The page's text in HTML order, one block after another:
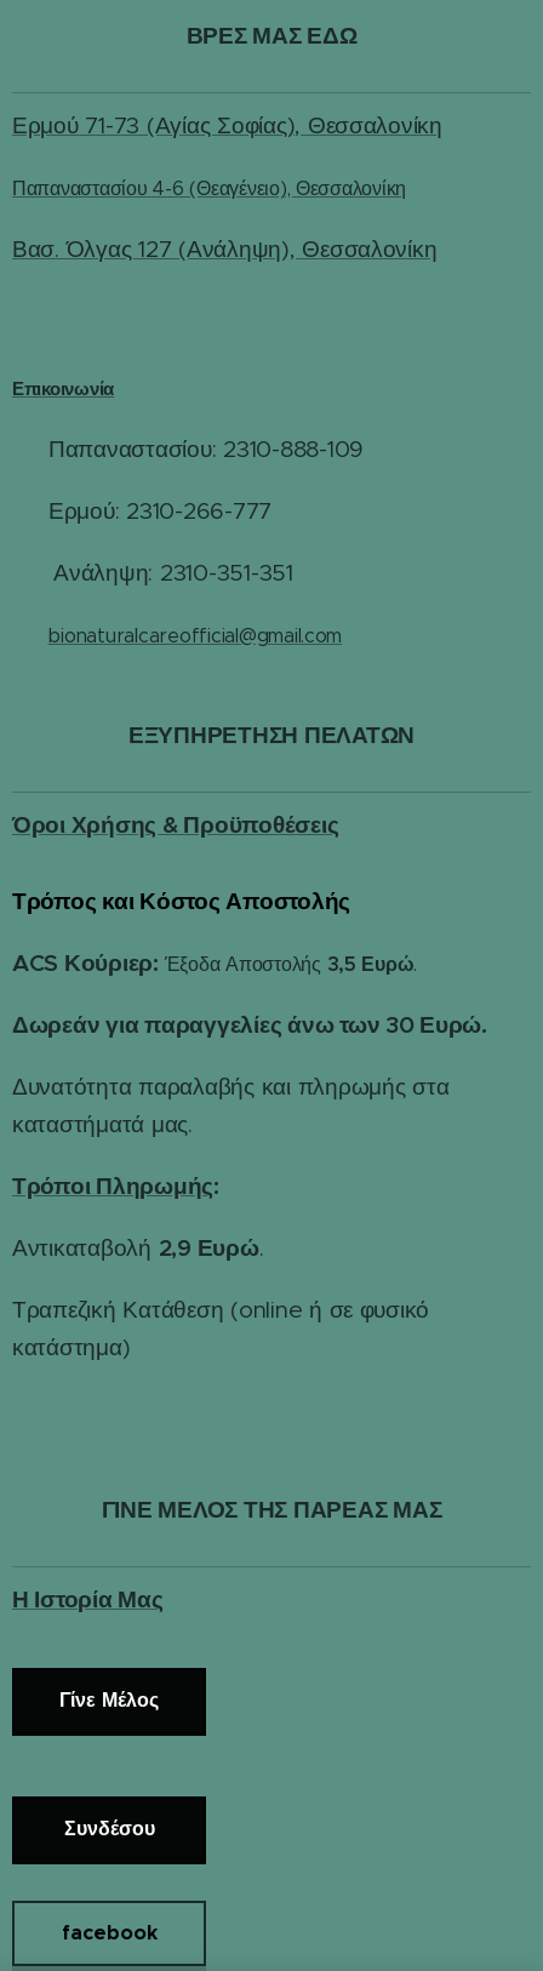
ΒΡΕΣ ΜΑΣ ΕΔΩ
Ερμού 71-73 (Αγίας Σοφίας), Θεσσαλονίκη
Παπαναστασίου 4-6 (Θεαγένειο), Θεσσαλονίκη
Βασ. Όλγας 127 (Ανάληψη), Θεσσαλονίκη
Επικοινωνία
Παπαναστασίου: 2310-888-109
Ερμού: 2310-266-777
Ανάληψη: 2310-351-351
bionaturalcareofficial@gmail.com
ΕΞΥΠΗΡΕΤΗΣΗ ΠΕΛΑΤΩΝ
Όροι Χρήσης & Προϋποθέσεις
Τρόπος και Κόστος Αποστολής
ACS Κούριερ: Έξοδα Αποστολής 3,5 Ευρώ.
Δωρεάν για παραγγελίες άνω των 30 Ευρώ.
Δυνατότητα παραλαβής και πληρωμής στα
καταστήματά μας.
Τρόποι Πληρωμής:
Αντικαταβολή 2,9 Ευρώ.
Τραπεζική Κατάθεση (online ή σε φυσικό
κατάστημα)
ΓΙΝΕ ΜΕΛΟΣ ΤΗΣ ΠΑΡΕΑΣ ΜΑΣ
Η Ιστορία Μας
Γίνε Μέλος
Συνδέσου
facebook